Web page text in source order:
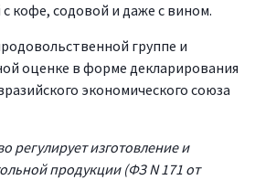
кофе, содовой и даже с вином.
группе и
оценке в форме декларирования
экономического союза
регулирует изготовление и
продукции (ФЗ N 171 от